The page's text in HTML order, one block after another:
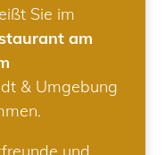
Sie im
am
& Umgebung